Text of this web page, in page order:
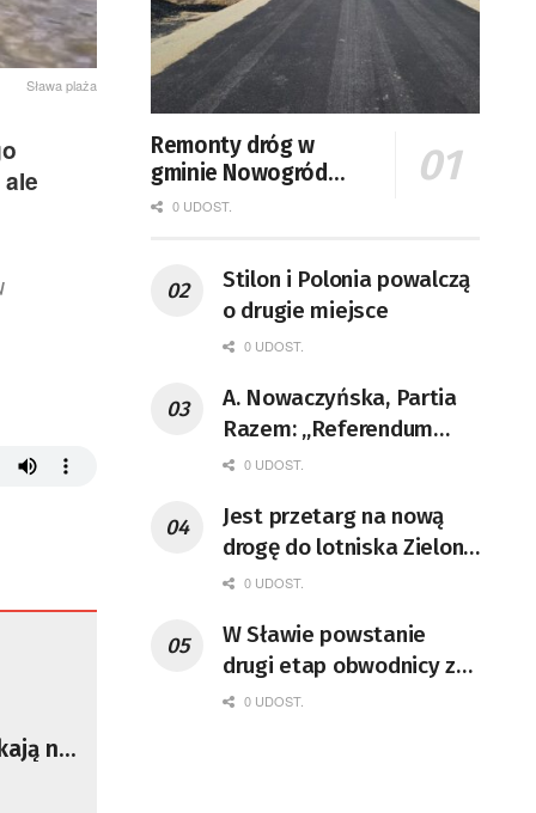
Sława plaża
na
Remonty dróg w
gminie Nowogród
Bobrzański
0 UDOST.
Stilon i Polonia powalczą
o drugie miejsce
0 UDOST.
A. Nowaczyńska, Partia
Razem: „Referendum
powinno się odbyć”
0 UDOST.
Jest przetarg na nową
drogę do lotniska Zielona
Góra-Babimost
0 UDOST.
W Sławie powstanie
drugi etap obwodnicy z
drogami do miasta
0 UDOST.